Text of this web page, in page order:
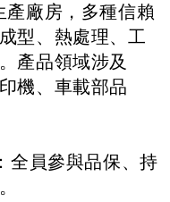
廠房，多種信賴
型、熱處理、工
產品領域涉及
機、車載部品
全員參與品保、持